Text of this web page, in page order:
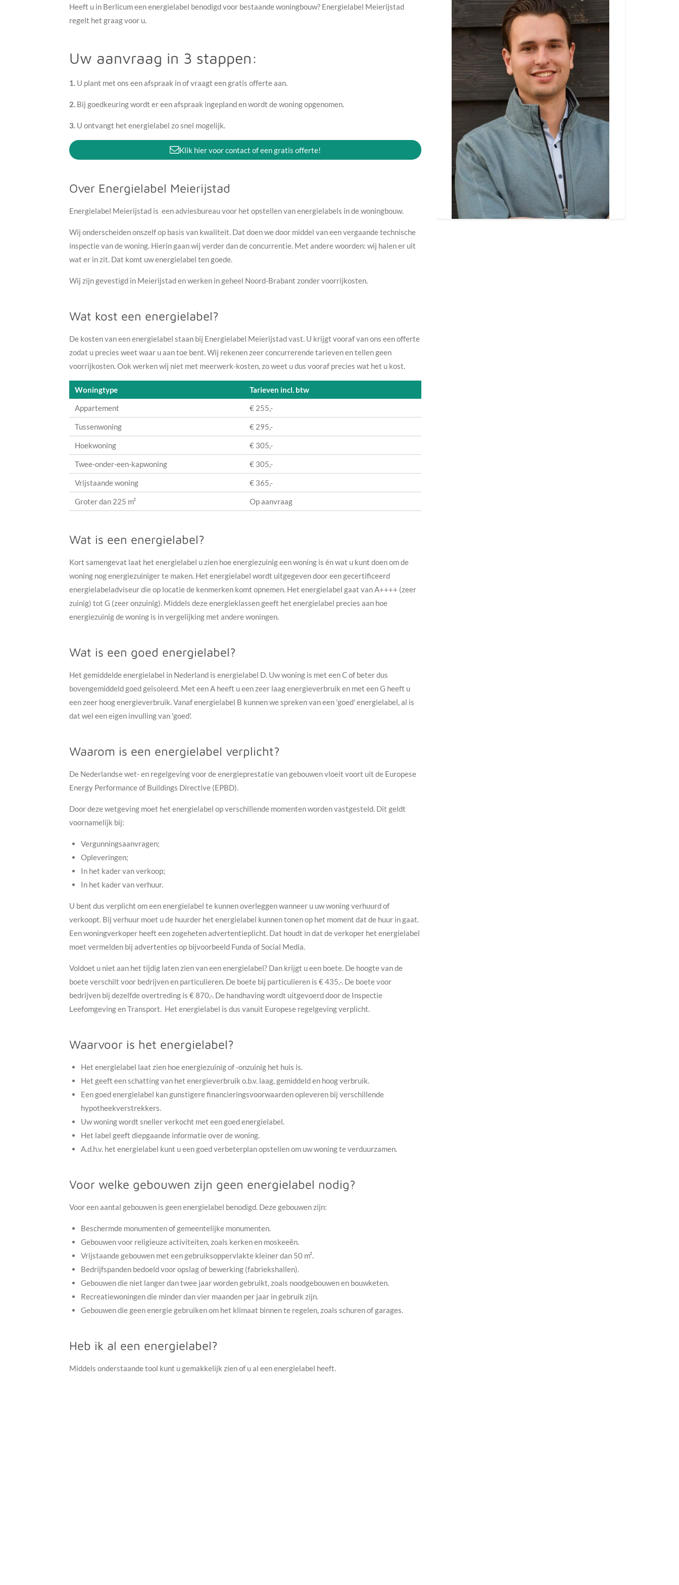
Heeft u in Berlicum een energielabel benodigd voor bestaande woningbouw? Energielabel Meierijstad
regelt het graag voor u.
Uw aanvraag in 3 stappen:
1. U plant met ons een afspraak in of vraagt een gratis offerte aan.
2. Bij goedkeuring wordt er een afspraak ingepland en wordt de woning opgenomen.
3. U ontvangt het energielabel zo snel mogelijk.
Klik hier voor contact of een gratis offerte!
Over Energielabel Meierijstad
Energielabel Meierijstad is een adviesbureau voor het opstellen van energielabels in de woningbouw.
Wij onderscheiden onszelf op basis van kwaliteit. Dat doen we door middel van een vergaande technische
inspectie van de woning. Hierin gaan wij verder dan de concurrentie. Met andere woorden: wij halen er uit
wat er in zit. Dat komt uw energielabel ten goede.
Wij zijn gevestigd in Meierijstad en werken in geheel Noord-Brabant zonder voorrijkosten.
Wat kost een energielabel?
De kosten van een energielabel staan bij Energielabel Meierijstad vast. U krijgt vooraf van ons een offerte
zodat u precies weet waar u aan toe bent. Wij rekenen zeer concurrerende tarieven en tellen geen
voorrijkosten. Ook werken wij niet met meerwerk-kosten, zo weet u dus vooraf precies wat het u kost.
Woningtype
Tarieven incl. btw
Appartement
€ 255,-
Tussenwoning € 295,-
Hoekwoning € 305,-
Twee-onder-een-kapwoning € 305,-
Vrijstaande woning € 365,-
Groter dan 225 m² Op aanvraag
Wat is een energielabel?
Kort samengevat laat het energielabel u zien hoe energiezuinig een woning is én wat u kunt doen om de
woning nog energiezuiniger te maken. Het energielabel wordt uitgegeven door een gecertificeerd
energielabeladviseur die op locatie de kenmerken komt opnemen. Het energielabel gaat van A++++ (zeer
zuinig) tot G (zeer onzuinig). Middels deze energieklassen geeft het energielabel precies aan hoe
energiezuinig de woning is in vergelijking met andere woningen.
Wat is een goed energielabel?
Het gemiddelde energielabel in Nederland is energielabel D. Uw woning is met een C of beter dus
bovengemiddeld goed geïsoleerd. Met een A heeft u een zeer laag energieverbruik en met een G heeft u
een zeer hoog energieverbruik. Vanaf energielabel B kunnen we spreken van een 'goed' energielabel, al is
dat wel een eigen invulling van 'goed'.
Waarom is een energielabel verplicht?
De Nederlandse wet- en regelgeving voor de energieprestatie van gebouwen vloeit voort uit de Europese
Energy Performance of Buildings Directive (EPBD).
Door deze wetgeving moet het energielabel op verschillende momenten worden vastgesteld. Dit geldt
voornamelijk bij:
Vergunningsaanvragen;
Opleveringen;
In het kader van verkoop;
In het kader van verhuur.
U bent dus verplicht om een energielabel te kunnen overleggen wanneer u uw woning verhuurd of
verkoopt. Bij verhuur moet u de huurder het energielabel kunnen tonen op het moment dat de huur in gaat.
Een woningverkoper heeft een zogeheten advertentieplicht. Dat houdt in dat de verkoper het energielabel
moet vermelden bij advertenties op bijvoorbeeld Funda of Social Media.
Voldoet u niet aan het tijdig laten zien van een energielabel? Dan krijgt u een boete. De hoogte van de
boete verschilt voor bedrijven en particulieren. De boete bij particulieren is € 435,-. De boete voor
bedrijven bij dezelfde overtreding is € 870,-. De handhaving wordt uitgevoerd door de Inspectie
Leefomgeving en Transport. Het energielabel is dus vanuit Europese regelgeving verplicht.
Waarvoor is het energielabel?
Het energielabel laat zien hoe energiezuinig of -onzuinig het huis is.
Het geeft een schatting van het energieverbruik o.b.v. laag, gemiddeld en hoog verbruik.
Een goed energielabel kan gunstigere financieringsvoorwaarden opleveren bij verschillende
hypotheekverstrekkers.
Uw woning wordt sneller verkocht met een goed energielabel.
Het label geeft diepgaande informatie over de woning.
A.d.h.v. het energielabel kunt u een goed verbeterplan opstellen om uw woning te verduurzamen.
Voor welke gebouwen zijn geen energielabel nodig?
Voor een aantal gebouwen is geen energielabel benodigd. Deze gebouwen zijn:
Beschermde monumenten of gemeentelijke monumenten.
Gebouwen voor religieuze activiteiten, zoals kerken en moskeeën.
Vrijstaande gebouwen met een gebruiksoppervlakte kleiner dan 50 m².
Bedrijfspanden bedoeld voor opslag of bewerking (fabriekshallen).
Gebouwen die niet langer dan twee jaar worden gebruikt, zoals noodgebouwen en bouwketen.
Recreatiewoningen die minder dan vier maanden per jaar in gebruik zijn.
Gebouwen die geen energie gebruiken om het klimaat binnen te regelen, zoals schuren of garages.
Heb ik al een energielabel?
Middels onderstaande tool kunt u gemakkelijk zien of u al een energielabel heeft.